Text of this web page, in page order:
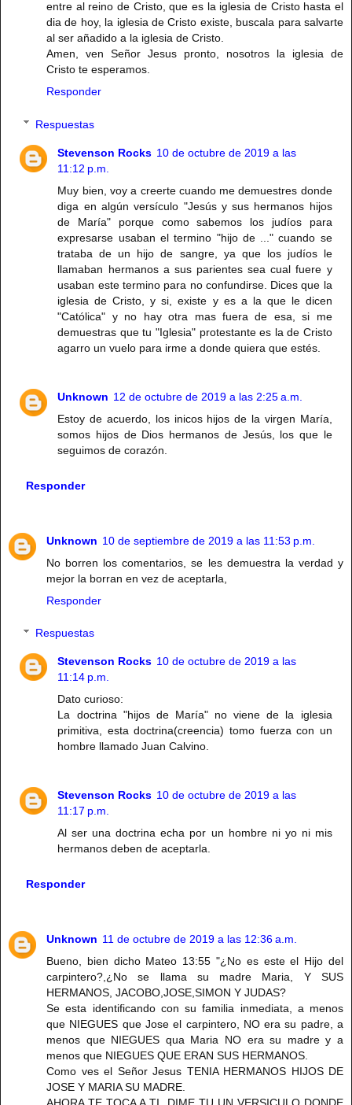
entre al reino de Cristo, que es la iglesia de Cristo hasta el
dia de hoy, la iglesia de Cristo existe, buscala para salvarte
al ser añadido a la iglesia de Cristo.
Amen, ven Señor Jesus pronto, nosotros la iglesia de
Cristo te esperamos.
Responder
Respuestas
Stevenson Rocks 10 de octubre de 2019 a las
11:12 p.m.
Muy bien, voy a creerte cuando me demuestres donde
diga en algún versículo "Jesús y sus hermanos hijos
de María" porque como sabemos los judíos para
expresarse usaban el termino "hijo de ..." cuando se
trataba de un hijo de sangre, ya que los judíos le
llamaban hermanos a sus parientes sea cual fuere y
usaban este termino para no confundirse. Dices que la
iglesia de Cristo, y si, existe y es a la que le dicen
"Católica" y no hay otra mas fuera de esa, si me
demuestras que tu "Iglesia" protestante es la de Cristo
agarro un vuelo para irme a donde quiera que estés.
Unknown 12 de octubre de 2019 a las 2:25 a.m.
Estoy de acuerdo, los inicos hijos de la virgen María,
somos hijos de Dios hermanos de Jesús, los que le
seguimos de corazón.
Responder
Unknown 10 de septiembre de 2019 a las 11:53 p.m.
No borren los comentarios, se les demuestra la verdad y
mejor la borran en vez de aceptarla,
Responder
Respuestas
Stevenson Rocks 10 de octubre de 2019 a las
11:14 p.m.
Dato curioso:
La doctrina "hijos de María" no viene de la iglesia
primitiva, esta doctrina(creencia) tomo fuerza con un
hombre llamado Juan Calvino.
Stevenson Rocks 10 de octubre de 2019 a las
11:17 p.m.
Al ser una doctrina echa por un hombre ni yo ni mis
hermanos deben de aceptarla.
Responder
Unknown 11 de octubre de 2019 a las 12:36 a.m.
Bueno, bien dicho Mateo 13:55 "¿No es este el Hijo del
carpintero?,¿No se llama su madre Maria, Y SUS
HERMANOS, JACOBO,JOSE,SIMON Y JUDAS?
Se esta identificando con su familia inmediata, a menos
que NIEGUES que Jose el carpintero, NO era su padre, a
menos que NIEGUES qua Maria NO era su madre y a
menos que NIEGUES QUE ERAN SUS HERMANOS.
Como ves el Señor Jesus TENIA HERMANOS HIJOS DE
JOSE Y MARIA SU MADRE.